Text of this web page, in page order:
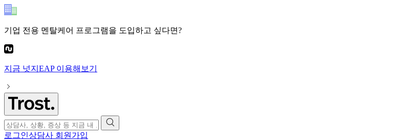
기업 전용 멘탈케어 프로그램을 도입하고 싶다면?
지금 넛지EAP이용해보기
로그인상담사 회원가입